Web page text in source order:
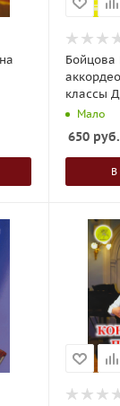
классы
Мало
650 руб.